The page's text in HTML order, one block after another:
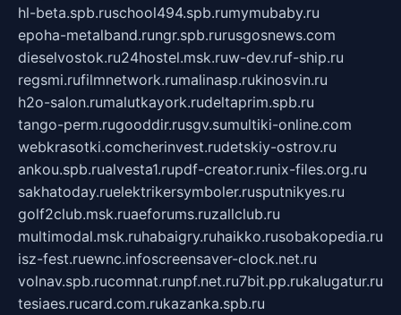
hl-beta.spb.ruschool494.spb.rumymubaby.ru
epoha-metalband.rungr.spb.rurusgosnews.com
dieselvostok.ru24hostel.msk.ruw-dev.ruf-ship.ru
regsmi.rufilmnetwork.rumalinasp.rukinosvin.ru
h2o-salon.rumalutkayork.rudeltaprim.spb.ru
tango-perm.rugooddir.rusgv.sumultiki-online.com
webkrasotki.comcherinvest.rudetskiy-ostrov.ru
ankou.spb.rualvesta1.rupdf-creator.runix-files.org.ru
sakhatoday.ruelektrikersymboler.rusputnikyes.ru
golf2club.msk.ruaeforums.ruzallclub.ru
multimodal.msk.ruhabaigry.ruhaikko.rusobakopedia.ru
isz-fest.ruewnc.infoscreensaver-clock.net.ru
volnav.spb.rucomnat.runpf.net.ru7bit.pp.rukalugatur.ru
tesiaes.rucard.com.rukazanka.spb.ru